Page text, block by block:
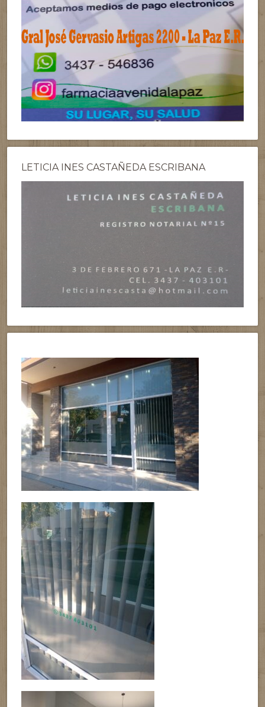
LETICIA INES CASTAÑEDA ESCRIBANA